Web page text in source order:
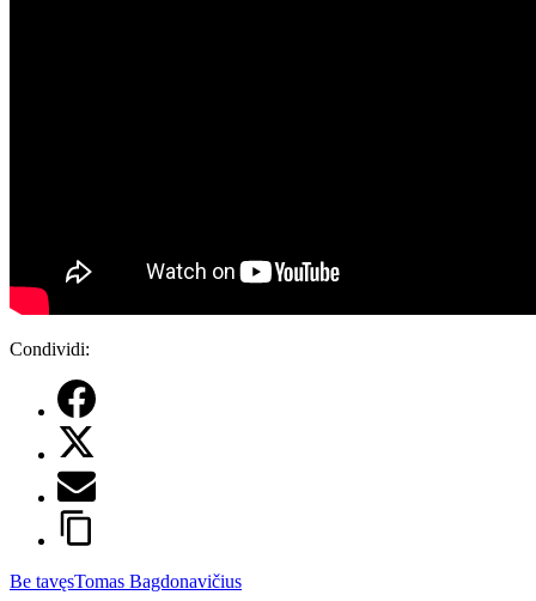
Condividi:
Tags:
Be tavęsTomas Bagdonavičius